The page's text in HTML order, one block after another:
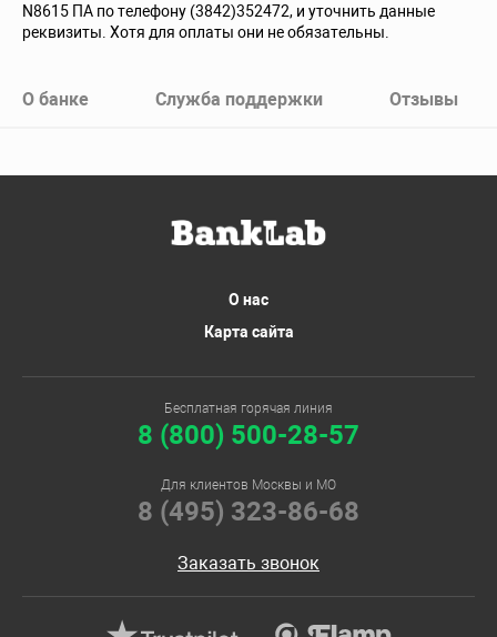
N8615 ПА по телефону (3842)352472, и уточнить данные
реквизиты. Хотя для оплаты они не обязательны.
О банке Служба поддержки Отзывы
О нас
Карта сайта
Бесплатная горячая линия
8 (800) 500-28-57
Для клиентов Москвы и МО
8 (495) 323-86-68
Заказать звонок